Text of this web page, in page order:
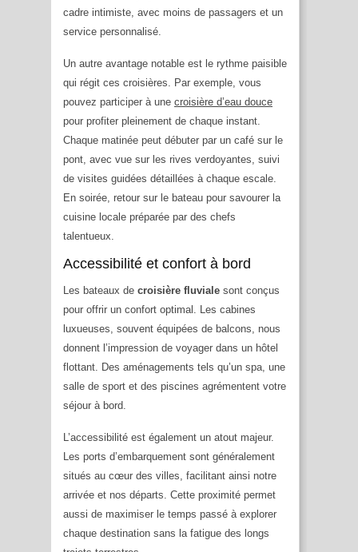
cadre intimiste, avec moins de passagers et un
service personnalisé.
Un autre avantage notable est le rythme paisible
qui régit ces croisières. Par exemple, vous
pouvez participer à une croisière d’eau douce
pour profiter pleinement de chaque instant.
Chaque matinée peut débuter par un café sur le
pont, avec vue sur les rives verdoyantes, suivi
de visites guidées détaillées à chaque escale.
En soirée, retour sur le bateau pour savourer la
cuisine locale préparée par des chefs
talentueux.
Accessibilité et confort à bord
Les bateaux de croisière fluviale sont conçus
pour offrir un confort optimal. Les cabines
luxueuses, souvent équipées de balcons, nous
donnent l’impression de voyager dans un hôtel
flottant. Des aménagements tels qu’un spa, une
salle de sport et des piscines agrémentent votre
séjour à bord.
L’accessibilité est également un atout majeur.
Les ports d’embarquement sont généralement
situés au cœur des villes, facilitant ainsi notre
arrivée et nos départs. Cette proximité permet
aussi de maximiser le temps passé à explorer
chaque destination sans la fatigue des longs